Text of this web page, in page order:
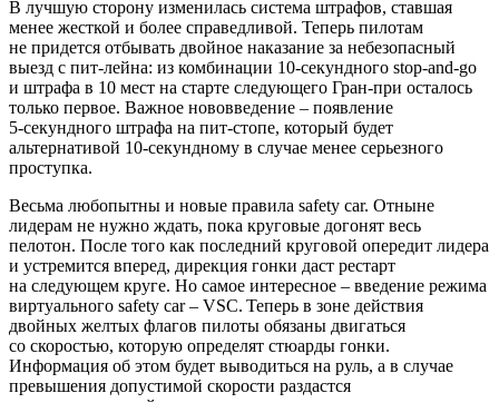
В лучшую сторону изменилась система штрафов, ставшая
менее жесткой и более справедливой. Теперь пилотам
не придется отбывать двойное наказание за небезопасный
выезд с пит-лейна: из комбинации 10‑секундного stop-and-go
и штрафа в 10 мест на старте следующего Гран-при осталось
только первое. Важное нововведение – появление
5‑секундного штрафа на пит-стопе, который будет
альтернативой 10‑секундному в случае менее серьезного
проступка.
Весьма любопытны и новые правила safety car. Отныне
лидерам не нужно ждать, пока круговые догонят весь
пелотон. После того как последний круговой опередит лидера
и устремится вперед, дирекция гонки даст рестарт
на следующем круге. Но самое интересное – введение режима
виртуального safety car – VSC. Теперь в зоне действия
двойных желтых флагов пилоты обязаны д­вигаться
со скоростью, которую определят стюарды гонки.
Информация об этом будет выводиться на руль, а в случае
превышения допустимой скорости раздастся